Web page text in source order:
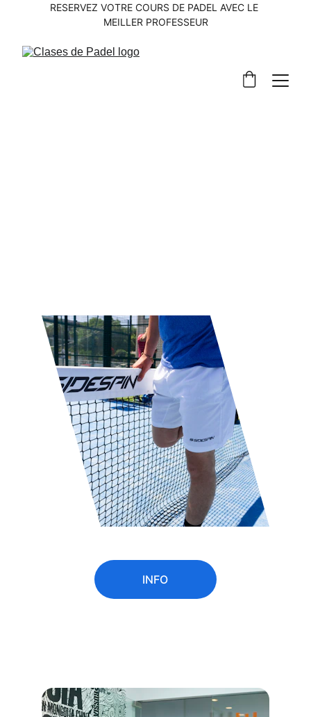
RESERVEZ VOTRE COURS DE PADEL AVEC LE
MEILLER PROFESSEUR
INFO